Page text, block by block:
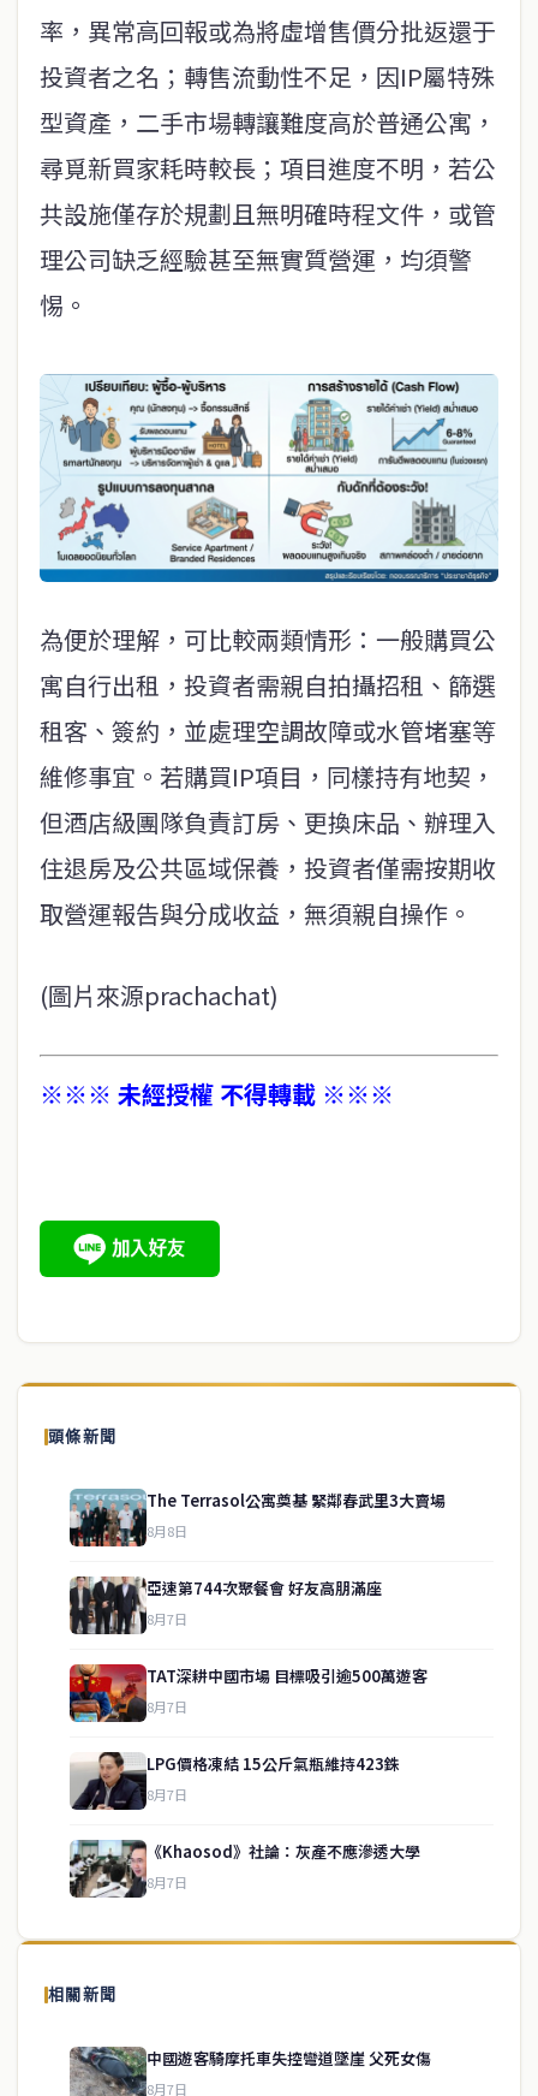
率，異常高回報或為將虛增售價分批返還于
投資者之名；轉售流動性不足，因IP屬特殊
型資產，二手市場轉讓難度高於普通公寓，
尋覓新買家耗時較長；項目進度不明，若公
共設施僅存於規劃且無明確時程文件，或管
理公司缺乏經驗甚至無實質營運，均須警
惕。
為便於理解，可比較兩類情形：一般購買公
寓自行出租，投資者需親自拍攝招租、篩選
租客、簽約，並處理空調故障或水管堵塞等
維修事宜。若購買IP項目，同樣持有地契，
但酒店級團隊負責訂房、更換床品、辦理入
住退房及公共區域保養，投資者僅需按期收
取營運報告與分成收益，無須親自操作。
(圖片來源prachachat)
※※※ 未經授權 不得轉載 ※※※
頭條新聞
The Terrasol公寓奠基 緊鄰春武里3大賣場
8月8日
亞速第744次聚餐會 好友高朋滿座
8月7日
TAT深耕中國市場 目標吸引逾500萬遊客
8月7日
LPG價格凍結 15公斤氣瓶維持423銖
8月7日
《Khaosod》社論：灰產不應滲透大學
8月7日
相關新聞
中國遊客騎摩托車失控彎道墜崖 父死女傷
8月7日
關於我們
泰國中文新聞（TCN）是一家總部設於曼谷的中文新聞媒體，致力於
供即時、客觀、多元的中文新聞內容。
service@thaichinesenews.com